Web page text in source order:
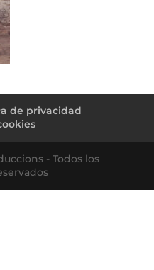
de privacidad
- Todos los